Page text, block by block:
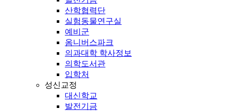
산학협력단
실험동물연구실
예비군
옴니버스파크
의과대학 학사정보
의학도서관
입학처
성신교정
대신학교
발전기금